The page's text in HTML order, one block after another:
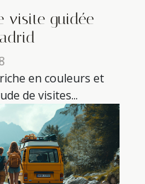
visite guidée
en couleurs et
de visites...